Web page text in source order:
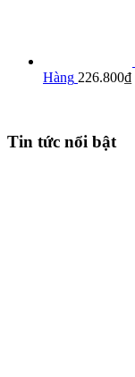
Hàng 226.800₫
Tin tức nổi bật